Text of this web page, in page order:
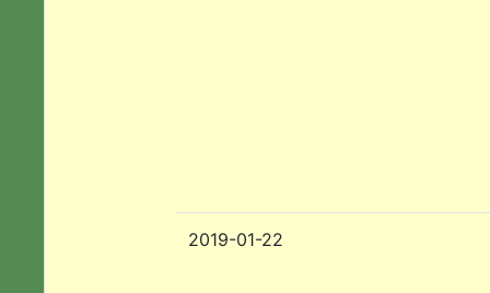
2019-01-22